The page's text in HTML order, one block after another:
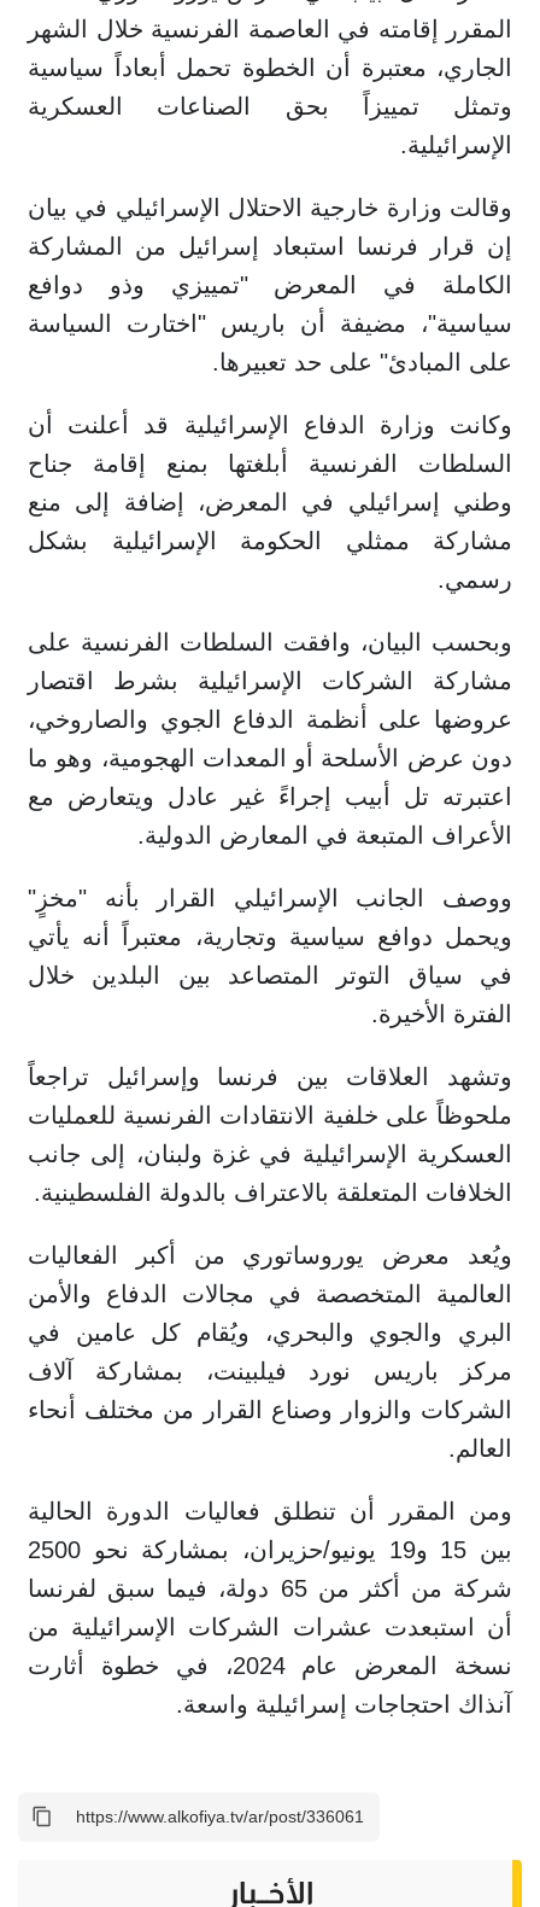
المقرر إقامته في العاصمة الفرنسية خلال الشهر
الجاري، معتبرة أن الخطوة تحمل أبعاداً سياسية
وتمثل تمييزاً بحق الصناعات العسكرية
الإسرائيلية.
وقالت وزارة خارجية الاحتلال الإسرائيلي في بيان
إن قرار فرنسا استبعاد إسرائيل من المشاركة
الكاملة في المعرض "تمييزي وذو دوافع
سياسية"، مضيفة أن باريس "اختارت السياسة
على المبادئ" على حد تعبيرها.
وكانت وزارة الدفاع الإسرائيلية قد أعلنت أن
السلطات الفرنسية أبلغتها بمنع إقامة جناح
وطني إسرائيلي في المعرض، إضافة إلى منع
مشاركة ممثلي الحكومة الإسرائيلية بشكل
رسمي.
وبحسب البيان، وافقت السلطات الفرنسية على
مشاركة الشركات الإسرائيلية بشرط اقتصار
عروضها على أنظمة الدفاع الجوي والصاروخي،
دون عرض الأسلحة أو المعدات الهجومية، وهو ما
اعتبرته تل أبيب إجراءً غير عادل ويتعارض مع
الأعراف المتبعة في المعارض الدولية.
ووصف الجانب الإسرائيلي القرار بأنه "مخزٍ"
ويحمل دوافع سياسية وتجارية، معتبراً أنه يأتي
في سياق التوتر المتصاعد بين البلدين خلال
الفترة الأخيرة.
وتشهد العلاقات بين فرنسا وإسرائيل تراجعاً
ملحوظاً على خلفية الانتقادات الفرنسية للعمليات
العسكرية الإسرائيلية في غزة ولبنان، إلى جانب
الخلافات المتعلقة بالاعتراف بالدولة الفلسطينية.
ويُعد معرض يوروساتوري من أكبر الفعاليات
العالمية المتخصصة في مجالات الدفاع والأمن
البري والجوي والبحري، ويُقام كل عامين في
مركز باريس نورد فيلبينت، بمشاركة آلاف
الشركات والزوار وصناع القرار من مختلف أنحاء
العالم.
ومن المقرر أن تنطلق فعاليات الدورة الحالية
بين 15 و19 يونيو/حزيران، بمشاركة نحو 2500
شركة من أكثر من 65 دولة، فيما سبق لفرنسا
أن استبعدت عشرات الشركات الإسرائيلية من
نسخة المعرض عام 2024، في خطوة أثارت
آنذاك احتجاجات إسرائيلية واسعة.
الأخــبار